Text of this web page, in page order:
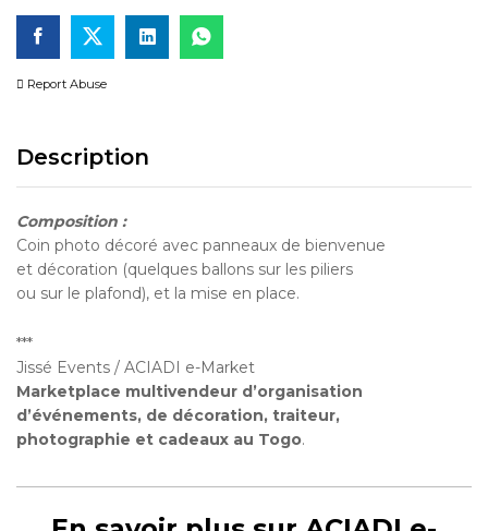
Report Abuse
Description
Composition :
Coin photo décoré avec panneaux de bienvenue
et décoration (quelques ballons sur les piliers
ou sur le plafond), et la mise en place.
***
Jissé Events / ACIADI e-Market
Marketplace multivendeur d’organisation
d’événements, de décoration, traiteur,
photographie et cadeaux au Togo.